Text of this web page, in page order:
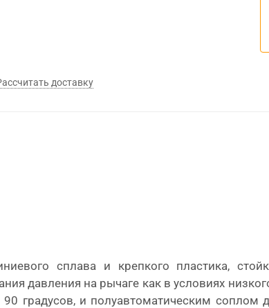
доставку
сплава и крепкого пластика,
давления на рычаге как в условиях
градусов, и полуавтоматическим соплом